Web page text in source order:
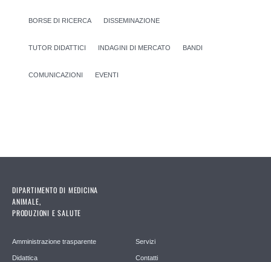
BORSE DI RICERCA DISSEMINAZIONE
TUTOR DIDATTICI INDAGINI DI MERCATO BANDI
COMUNICAZIONI EVENTI
DIPARTIMENTO DI MEDICINA
ANIMALE,
PRODUZIONI E SALUTE
Amministrazione trasparente
Didattica
Servizi
Contatti